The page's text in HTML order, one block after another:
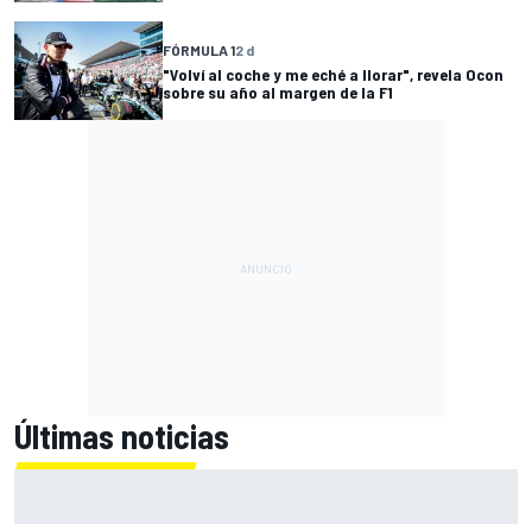
FÓRMULA 12 d
"Volví al coche y me eché a llorar", revela Ocon
sobre su año al margen de la F1
Últimas noticias